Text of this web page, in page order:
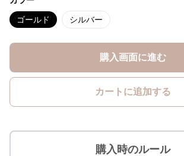
ゴールド シルバー
購入画面に進む
カートに追加する
購入時のルール